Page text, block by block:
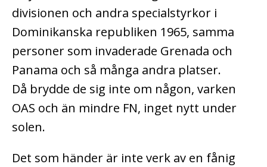
divisionen och andra specialstyrkor i
Dominikanska republiken 1965, samma
personer som invaderade Grenada och
Panama och så många andra platser.
Då brydde de sig inte om någon, varken
OAS och än mindre FN, inget nytt under
solen.
Det som händer är inte verk av en fånig